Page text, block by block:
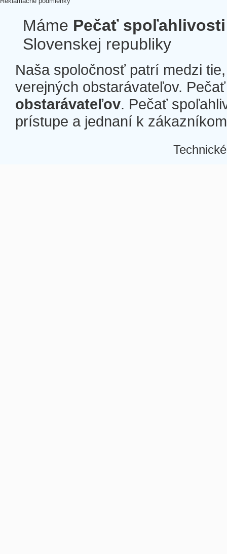
Máme Pečať spoľahlivosti
Slovenskej republiky
Naša spoločnosť patrí medzi
verejných obstarávateľov.
obstarávateľov. Pečať
prístupe a jednaní k